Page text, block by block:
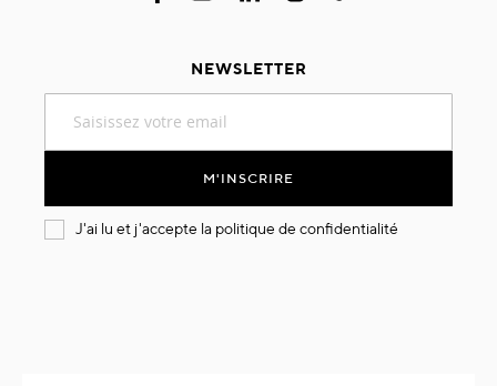
NEWSLETTER
notre
M'INSCRIRE
J'ai lu et j'accepte la politique de confidentialité